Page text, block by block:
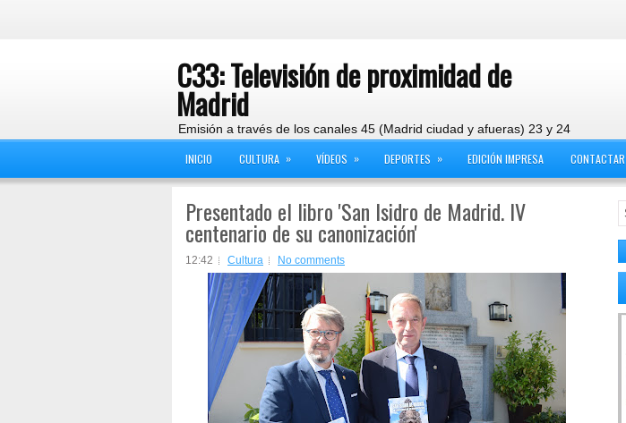
C33: Televisión de proximidad de
Madrid
Emisión a través de los canales 45 (Madrid ciudad y afueras) 23 y 24
INICIO CULTURA » VÍDEOS » DEPORTES » EDICIÓN IMPRESA CONTACTAR
Presentado el libro 'San Isidro de Madrid. IV
centenario de su canonización'
12:42 Cultura No comments